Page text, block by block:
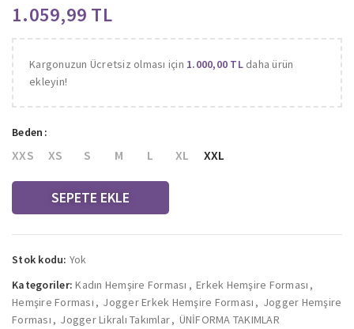
TL
Kargonuzun Ücretsiz olması için 1.000,00 TLdaha ürün
ekleyin!
Beden
XXS XS S M L XL XXL
SEPETE EKLE
Stok kodu: Yok
Kategoriler: Kadın Hemşire Forması , Erkek Hemşire Forması ,
Hemşire Forması , Jogger Erkek Hemşire Forması , Jogger Hemşire
Forması , Jogger Likralı Takımlar, ÜNİFORMA TAKIMLAR